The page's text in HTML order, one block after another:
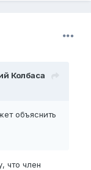
Колбаса
объяснить
что член